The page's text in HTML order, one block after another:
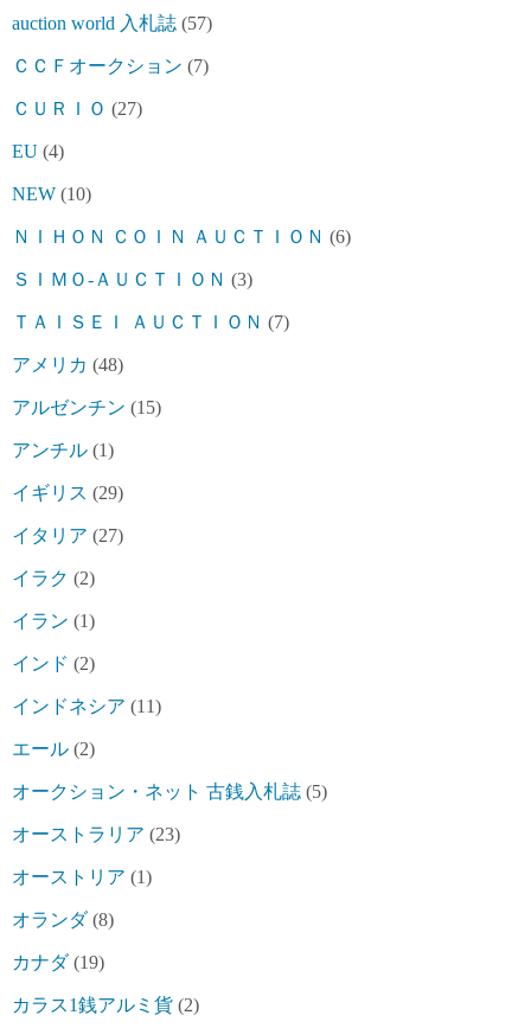
auction world 入札誌 (57)
ＣＣＦオークション (7)
ＣＵＲＩＯ (27)
EU (4)
NEW (10)
ＮＩＨＯＮ ＣＯＩＮ ＡＵＣＴＩＯＮ (6)
ＳＩＭＯ-ＡＵＣＴＩＯＮ (3)
ＴＡＩＳＥＩ ＡＵＣＴＩＯＮ (7)
アメリカ (48)
アルゼンチン (15)
アンチル (1)
イギリス (29)
イタリア (27)
イラク (2)
イラン (1)
インド (2)
インドネシア (11)
エール (2)
オークション・ネット 古銭入札誌 (5)
オーストラリア (23)
オーストリア (1)
オランダ(8)
カナダ(19)
カラス1銭アルミ貨 (2)